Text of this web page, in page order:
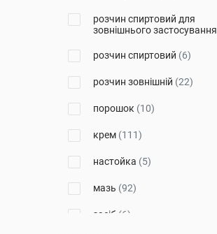
розчин спиртовий для
зовнішнього застосування
розчин спиртовий (6)
розчин зовнішній (22)
порошок (10)
крем (111)
настойка (5)
мазь (92)
засіб (6)